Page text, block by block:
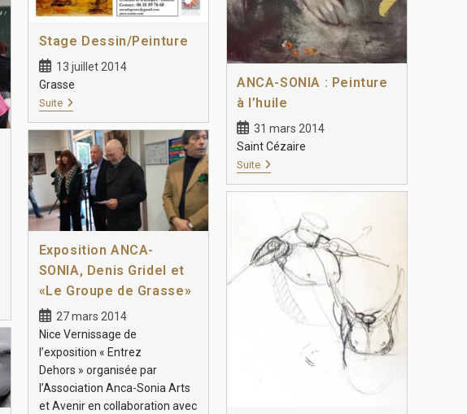
Stage Dessin/Peinture
13 juillet 2014
Grasse
Suite
ANCA-SONIA : Peinture
à l’huile
31 mars 2014
Saint Cézaire
Suite
Exposition ANCA-
SONIA, Denis Gridel et
«Le Groupe de Grasse»
27 mars 2014
Nice Vernissage de
l’exposition « Entrez
Dehors » organisée par
l’Association Anca-Sonia Arts
et Avenir en collaboration avec